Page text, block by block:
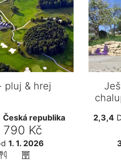
pluj & hrej
Česká republika
790 Kč
1. 1. 2026
2,3,4